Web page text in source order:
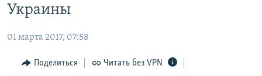
главной
Вернутся
поиску
ИСТОРИЯ
ИНТЕРАКТИВ
ИНФОГРАФИКА
РАДІО СВОБОДА
КАК ОБОЙТИ БЛОКИРОВКУ
Украины
01 марта 2017, 07:58
Поделиться Читать без VPN